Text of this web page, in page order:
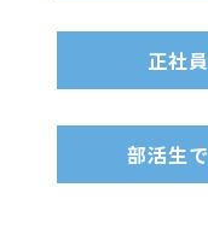
正社
部活生